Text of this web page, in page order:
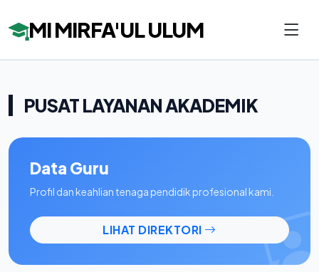
MI MIRFA'UL ULUM
PUSAT LAYANAN AKADEMIK
Data Guru
Profil dan keahlian tenaga pendidik profesional kami.
LIHAT DIREKTORI